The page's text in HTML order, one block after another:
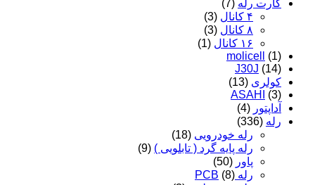
کارت رله (7)
۴ کانال
(3)
۸ کانال
(3)
۱۶ کانال
(1)
molicell
(1)
J30J (14)
کولری (13)
ASAHI
(3)
آداپتور (4)
رله (336)
رله خودرویی (18)
رله پایه گرد ( تابلویی ) (9)
پاور (50)
رله PCB (8)